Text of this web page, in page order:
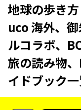
地球の歩き
uco 海外、
ルコラボ、
旅の読み物
イドブック